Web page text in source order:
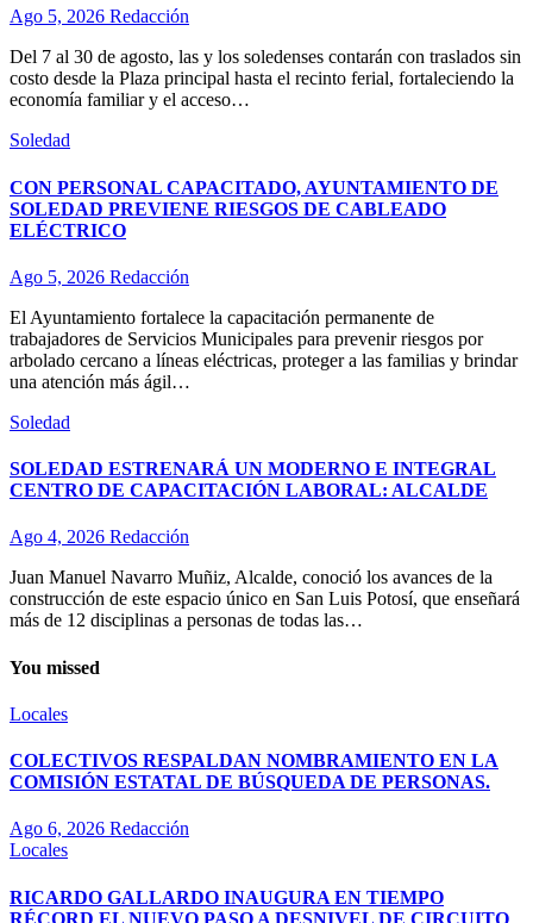
Ago 5, 2026 Redacción
Del 7 al 30 de agosto, las y los soledenses contarán con traslados sin
costo desde la Plaza principal hasta el recinto ferial, fortaleciendo la
economía familiar y el acceso…
Soledad
CON PERSONAL CAPACITADO, AYUNTAMIENTO DE
SOLEDAD PREVIENE RIESGOS DE CABLEADO
ELÉCTRICO
Ago 5, 2026 Redacción
El Ayuntamiento fortalece la capacitación permanente de
trabajadores de Servicios Municipales para prevenir riesgos por
arbolado cercano a líneas eléctricas, proteger a las familias y brindar
una atención más ágil…
Soledad
SOLEDAD ESTRENARÁ UN MODERNO E INTEGRAL
CENTRO DE CAPACITACIÓN LABORAL: ALCALDE
Ago 4, 2026 Redacción
Juan Manuel Navarro Muñiz, Alcalde, conoció los avances de la
construcción de este espacio único en San Luis Potosí, que enseñará
más de 12 disciplinas a personas de todas las…
You missed
Locales
COLECTIVOS RESPALDAN NOMBRAMIENTO EN LA
COMISIÓN ESTATAL DE BÚSQUEDA DE PERSONAS.
Ago 6, 2026 Redacción
Locales
RICARDO GALLARDO INAUGURA EN TIEMPO
RÉCORD EL NUEVO PASO A DESNIVEL DE CIRCUITO